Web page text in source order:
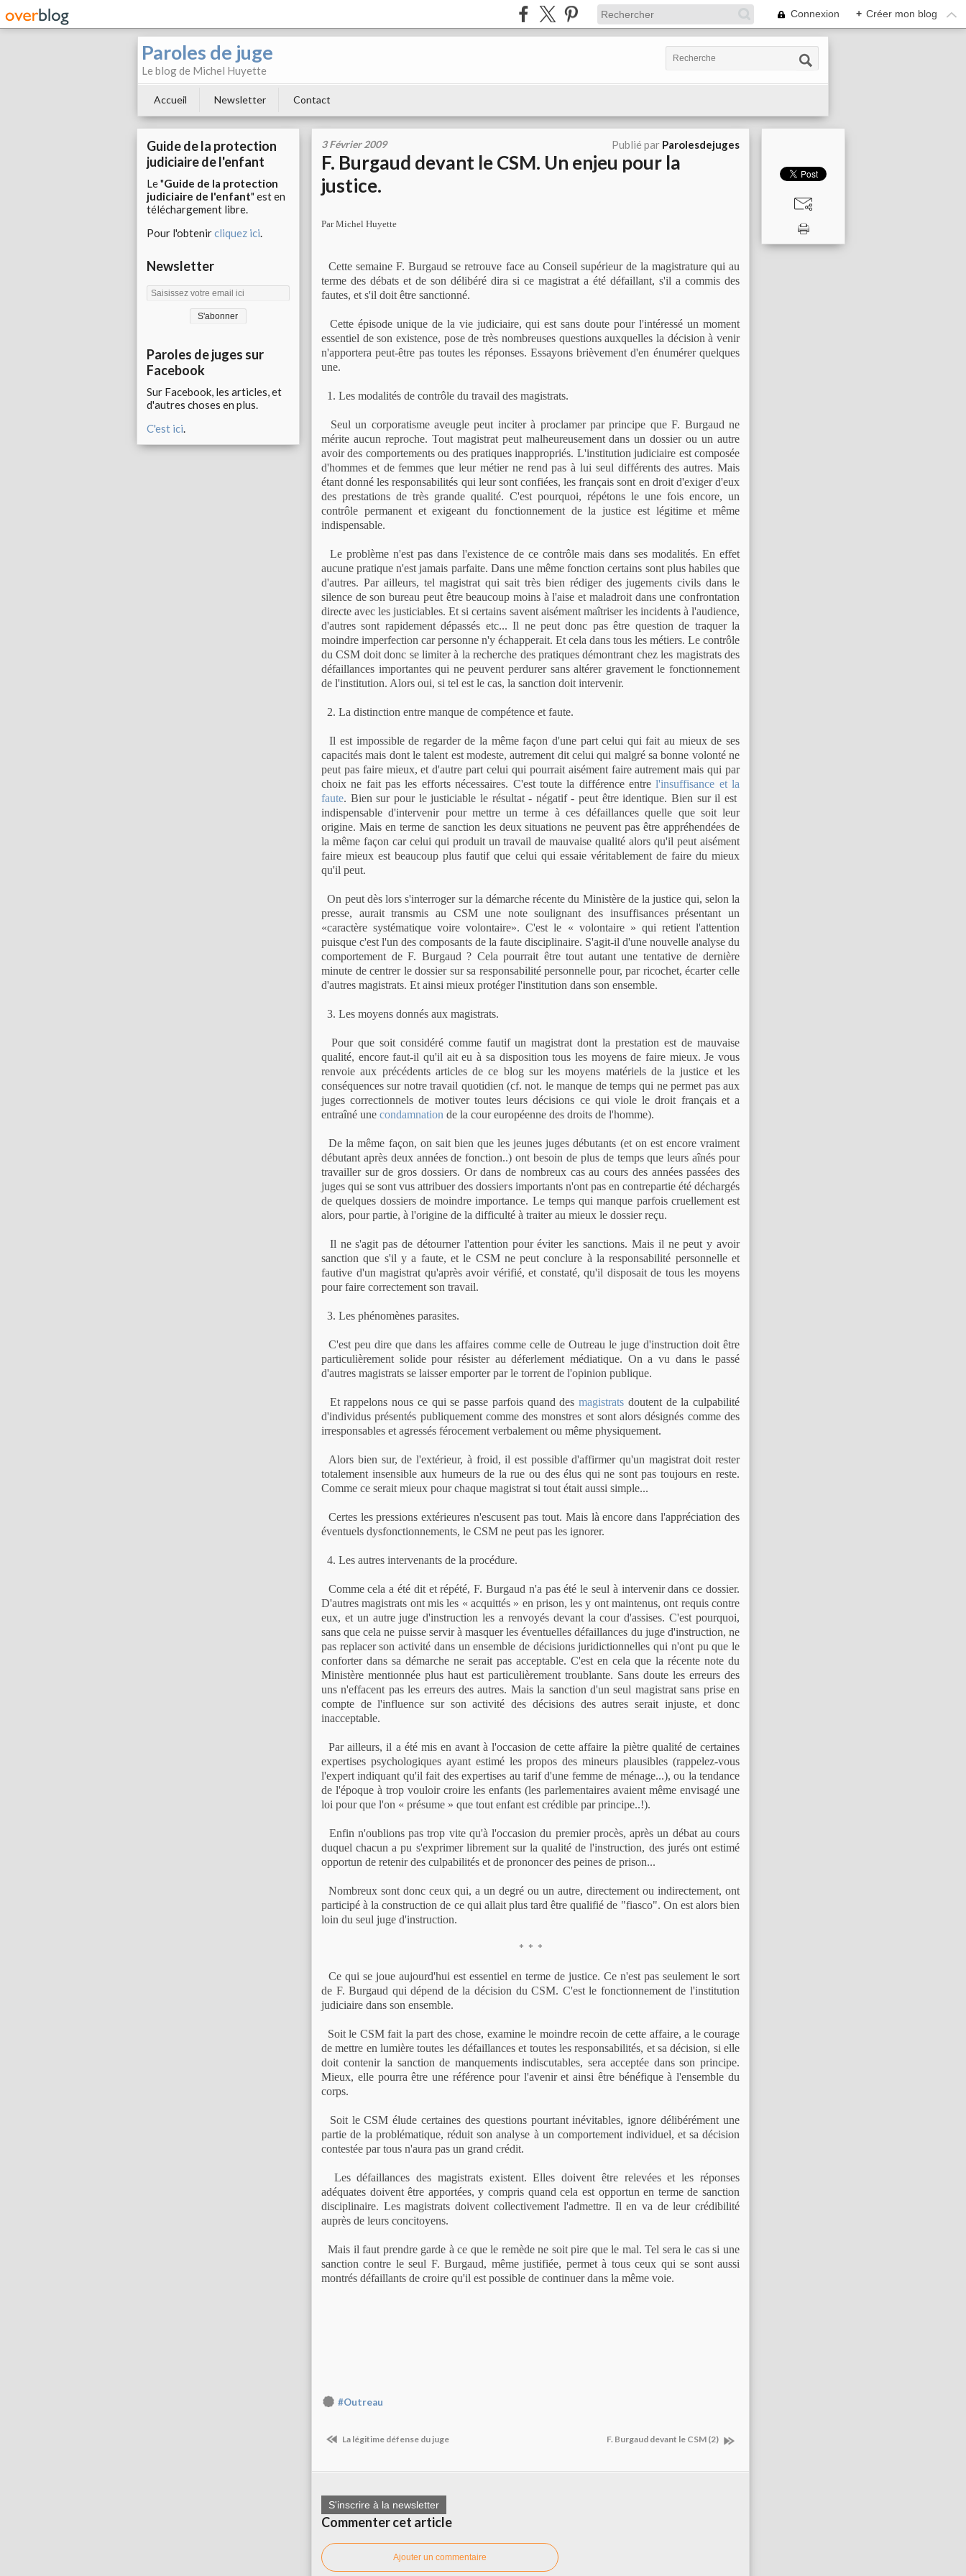
Connexion + Créer mon blog
Paroles de juge
Le blog de Michel Huyette
Accueil Newsletter Contact
Guide de la protection
judiciaire de l'enfant
Le "Guide de la protection
judiciaire de l'enfant" est en
téléchargement libre.
Pour l'obtenircliquez ici.
Newsletter
Paroles de juges sur
Facebook
Sur Facebook, les articles, et
d'autres choses en plus.
C'est ici.
3 Février 2009 Publié par Parolesdejuges
F. Burgaud devant le CSM. Un enjeu pour la
justice.
Par Michel Huyette
Cette semaine F. Burgaud se retrouve face au Conseil supérieur de la magistrature qui au
terme des débats et de son délibéré dira si ce magistrat a été défaillant, s'il a commis des
fautes, et s'il doit être sanctionné.
Cette épisode unique de la vie judiciaire, qui est sans doute pour l'intéressé un moment
essentiel de son existence, pose de très nombreuses questions auxquelles la décision à venir
n'apportera peut-être pas toutes les réponses. Essayons brièvement d'en énumérer quelques
une.
1. Les modalités de contrôle du travail des magistrats.
Seul un corporatisme aveugle peut inciter à proclamer par principe que F. Burgaud ne
mérite aucun reproche. Tout magistrat peut malheureusement dans un dossier ou un autre
avoir des comportements ou des pratiques inappropriés. L'institution judiciaire est composée
d'hommes et de femmes que leur métier ne rend pas à lui seul différents des autres. Mais
étant donné les responsabilités qui leur sont confiées, les français sont en droit d'exiger d'eux
des prestations de très grande qualité. C'est pourquoi, répétons le une fois encore, un
contrôle permanent et exigeant du fonctionnement de la justice est légitime et même
indispensable.
Le problème n'est pas dans l'existence de ce contrôle mais dans ses modalités. En effet
aucune pratique n'est jamais parfaite. Dans une même fonction certains sont plus habiles que
d'autres. Par ailleurs, tel magistrat qui sait très bien rédiger des jugements civils dans le
silence de son bureau peut être beaucoup moins à l'aise et maladroit dans une confrontation
directe avec les justiciables. Et si certains savent aisément maîtriser les incidents à l'audience,
d'autres sont rapidement dépassés etc... Il ne peut donc pas être question de traquer la
moindre imperfection car personne n'y échapperait. Et cela dans tous les métiers. Le contrôle
du CSM doit donc se limiter à la recherche des pratiques démontrant chez les magistrats des
défaillances importantes qui ne peuvent perdurer sans altérer gravement le fonctionnement
de l'institution. Alors oui, si tel est le cas, la sanction doit intervenir.
2. La distinction entre manque de compétence et faute.
Il est impossible de regarder de la même façon d'une part celui qui fait au mieux de ses
capacités mais dont le talent est modeste, autrement dit celui qui malgré sa bonne volonté ne
peut pas faire mieux, et d'autre part celui qui pourrait aisément faire autrement mais qui par
choix ne fait pas les efforts nécessaires. C'est toute la différence entrel'insuffisance et la
faute. Bien sur pour le justiciable le résultat - négatif - peut être identique. Bien sur il est
indispensable d'intervenir pour mettre un terme à ces défaillances quelle que soit leur
origine. Mais en terme de sanction les deux situations ne peuvent pas être appréhendées de
la même façon car celui qui produit un travail de mauvaise qualité alors qu'il peut aisément
faire mieux est beaucoup plus fautif que celui qui essaie véritablement de faire du mieux
qu'il peut.
On peut dès lors s'interroger sur la démarche récente du Ministère de la justice qui, selon la
presse, aurait transmis au CSM une note soulignant des insuffisances présentant un
«caractère systématique voire volontaire». C'est le « volontaire » qui retient l'attention
puisque c'est l'un des composants de la faute disciplinaire. S'agit-il d'une nouvelle analyse du
comportement de F. Burgaud ? Cela pourrait être tout autant une tentative de dernière
minute de centrer le dossier sur sa responsabilité personnelle pour, par ricochet, écarter celle
d'autres magistrats. Et ainsi mieux protéger l'institution dans son ensemble.
3. Les moyens donnés aux magistrats.
Pour que soit considéré comme fautif un magistrat dont la prestation est de mauvaise
qualité, encore faut-il qu'il ait eu à sa disposition tous les moyens de faire mieux. Je vous
renvoie aux précédents articles de ce blog sur les moyens matériels de la justice et les
conséquences sur notre travail quotidien (cf. not. le manque de temps qui ne permet pas aux
juges correctionnels de motiver toutes leurs décisions ce qui viole le droit français et a
entraîné une condamnation de la cour européenne des droits de l'homme).
De la même façon, on sait bien que les jeunes juges débutants (et on est encore vraiment
débutant après deux années de fonction..) ont besoin de plus de temps que leurs aînés pour
travailler sur de gros dossiers. Or dans de nombreux cas au cours des années passées des
juges qui se sont vus attribuer des dossiers importants n'ont pas en contrepartie été déchargés
de quelques dossiers de moindre importance. Le temps qui manque parfois cruellement est
alors, pour partie, à l'origine de la difficulté à traiter au mieux le dossier reçu.
Il ne s'agit pas de détourner l'attention pour éviter les sanctions. Mais il ne peut y avoir
sanction que s'il y a faute, et le CSM ne peut conclure à la responsabilité personnelle et
fautive d'un magistrat qu'après avoir vérifié, et constaté, qu'il disposait de tous les moyens
pour faire correctement son travail.
3. Les phénomènes parasites.
C'est peu dire que dans les affaires comme celle de Outreau le juge d'instruction doit être
particulièrement solide pour résister au déferlement médiatique. On a vu dans le passé
d'autres magistrats se laisser emporter par le torrent de l'opinion publique.
Et rappelons nous ce qui se passe parfois quand des magistrats doutent de la culpabilité
d'individus présentés publiquement comme des monstres et sont alors désignés comme des
irresponsables et agressés férocement verbalement ou même physiquement.
Alors bien sur, de l'extérieur, à froid, il est possible d'affirmer qu'un magistrat doit rester
totalement insensible aux humeurs de la rue ou des élus qui ne sont pas toujours en reste.
Comme ce serait mieux pour chaque magistrat si tout était aussi simple...
Certes les pressions extérieures n'escusent pas tout. Mais là encore dans l'appréciation des
éventuels dysfonctionnements, le CSM ne peut pas les ignorer.
4. Les autres intervenants de la procédure.
Comme cela a été dit et répété, F. Burgaud n'a pas été le seul à intervenir dans ce dossier.
D'autres magistrats ont mis les « acquittés » en prison, les y ont maintenus, ont requis contre
eux, et un autre juge d'instruction les a renvoyés devant la cour d'assises. C'est pourquoi,
sans que cela ne puisse servir à masquer les éventuelles défaillances du juge d'instruction, ne
pas replacer son activité dans un ensemble de décisions juridictionnelles qui n'ont pu que le
conforter dans sa démarche ne serait pas acceptable. C'est en cela que la récente note du
Ministère mentionnée plus haut est particulièrement troublante. Sans doute les erreurs des
uns n'effacent pas les erreurs des autres. Mais la sanction d'un seul magistrat sans prise en
compte de l'influence sur son activité des décisions des autres serait injuste, et donc
inacceptable.
Par ailleurs, il a été mis en avant à l'occasion de cette affaire la piètre qualité de certaines
expertises psychologiques ayant estimé les propos des mineurs plausibles (rappelez-vous
l'expert indiquant qu'il fait des expertises au tarif d'une femme de ménage...), ou la tendance
de l'époque à trop vouloir croire les enfants (les parlementaires avaient même envisagé une
loi pour que l'on « présume » que tout enfant est crédible par principe..!).
Enfin n'oublions pas trop vite qu'à l'occasion du premier procès, après un débat au cours
duquel chacun a pu s'exprimer librement sur la qualité de l'instruction, des jurés ont estimé
opportun de retenir des culpabilités et de prononcer des peines de prison...
Nombreux sont donc ceux qui, a un degré ou un autre, directement ou indirectement, ont
participé à la construction de ce qui allait plus tard être qualifié de "fiasco". On est alors bien
loin du seul juge d'instruction.
* * *
Ce qui se joue aujourd'hui est essentiel en terme de justice. Ce n'est pas seulement le sort
de F. Burgaud qui dépend de la décision du CSM. C'est le fonctionnement de l'institution
judiciaire dans son ensemble.
Soit le CSM fait la part des chose, examine le moindre recoin de cette affaire, a le courage
de mettre en lumière toutes les défaillances et toutes les responsabilités, et sa décision, si elle
doit contenir la sanction de manquements indiscutables, sera acceptée dans son principe.
Mieux, elle pourra être une référence pour l'avenir et ainsi être bénéfique à l'ensemble du
corps.
Soit le CSM élude certaines des questions pourtant inévitables, ignore délibérément une
partie de la problématique, réduit son analyse à un comportement individuel, et sa décision
contestée par tous n'aura pas un grand crédit.
Les défaillances des magistrats existent. Elles doivent être relevées et les réponses
adéquates doivent être apportées, y compris quand cela est opportun en terme de sanction
disciplinaire. Les magistrats doivent collectivement l'admettre. Il en va de leur crédibilité
auprès de leurs concitoyens.
Mais il faut prendre garde à ce que le remède ne soit pire que le mal. Tel sera le cas si une
sanction contre le seul F. Burgaud, même justifiée, permet à tous ceux qui se sont aussi
montrés défaillants de croire qu'il est possible de continuer dans la même voie.
#Outreau
La légitime défense du juge F. Burgaud devant le CSM (2)
S'inscrire à la newsletter
Commenter cet article
Ajouter un commentaire